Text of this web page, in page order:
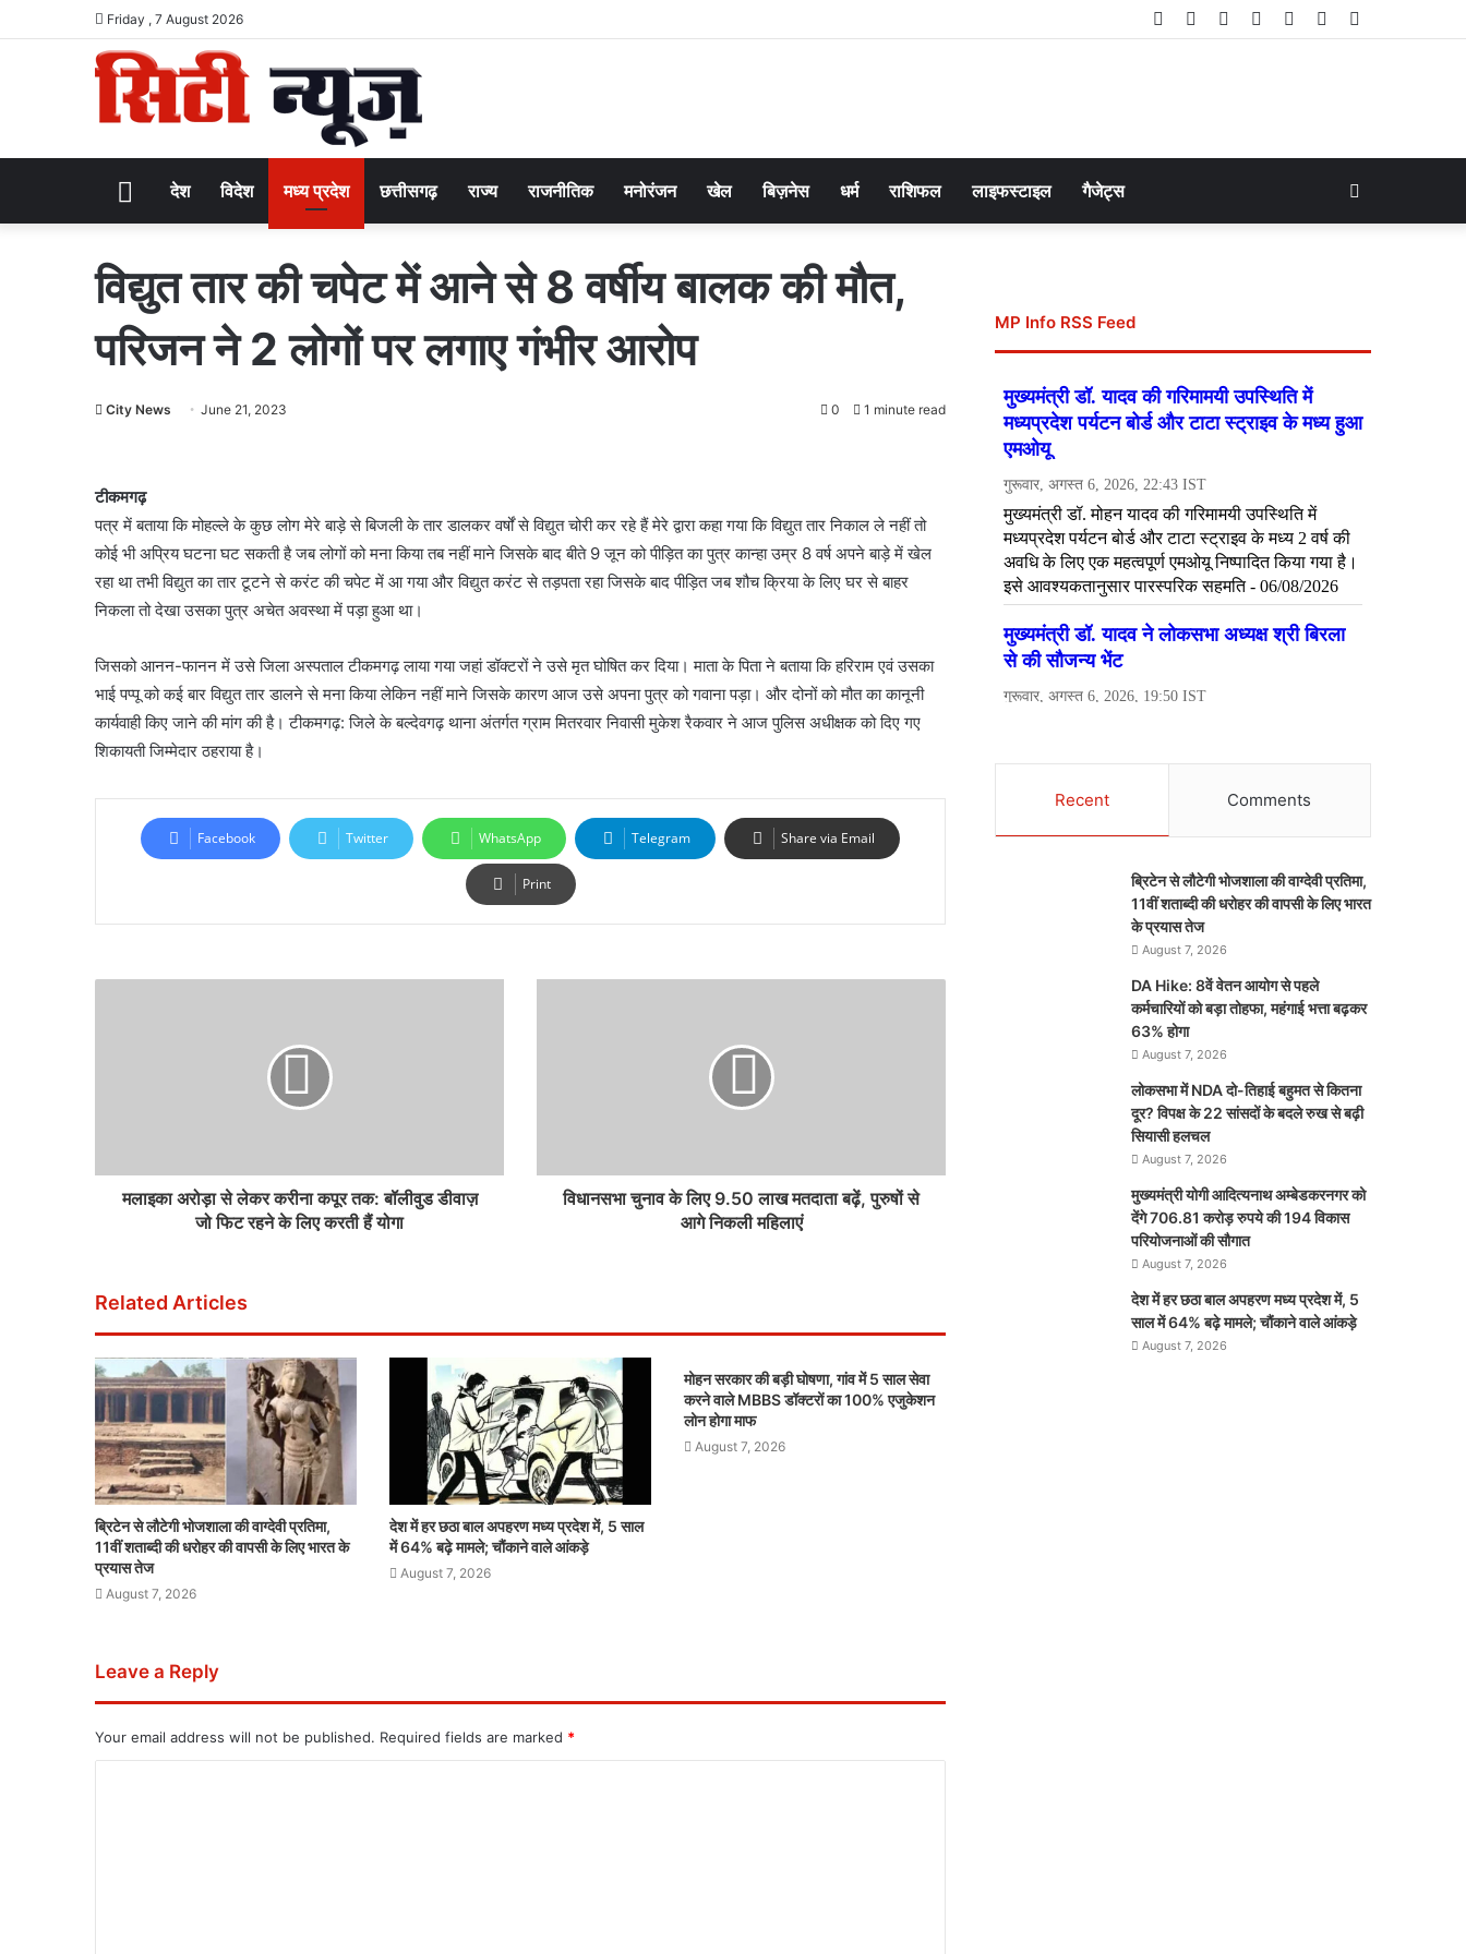
Friday , 7 August 2026 Telegram
Instagram
YouTube
LinkedIn
Twitter
Facebook
Homeदेश विदेश मध्य प्रदेश छत्तीसगढ़ राज्य राजनीतिक मनोरंजन खेल बिज़नेस धर्म राशिफल लाइफस्टाइल गैजेट्स
विद्युत तार की चपेट में आने से 8 वर्षीय बालक की मौत,
परिजन ने 2 लोगों पर लगाए गंभीर आरोप
City News June 21, 2023 0 1 minute read
टीकमगढ़
पत्र में बताया कि मोहल्ले के कुछ लोग मेरे बाड़े से बिजली के तार डालकर वर्षों से विद्युत चोरी कर रहे हैं मेरे द्वारा कहा गया कि विद्युत तार निकाल ले नहीं तो
कोई भी अप्रिय घटना घट सकती है जब लोगों को मना किया तब नहीं माने जिसके बाद बीते 9 जून को पीड़ित का पुत्र कान्हा उम्र 8 वर्ष अपने बाड़े में खेल
रहा था तभी विद्युत का तार टूटने से करंट की चपेट में आ गया और विद्युत करंट से तड़पता रहा जिसके बाद पीड़ित जब शौच क्रिया के लिए घर से बाहर
निकला तो देखा उसका पुत्र अचेत अवस्था में पड़ा हुआ था।
जिसको आनन-फानन में उसे जिला अस्पताल टीकमगढ़ लाया गया जहां डॉक्टरों ने उसे मृत घोषित कर दिया। माता के पिता ने बताया कि हरिराम एवं उसका
भाई पप्पू को कई बार विद्युत तार डालने से मना किया लेकिन नहीं माने जिसके कारण आज उसे अपना पुत्र को गवाना पड़ा। और दोनों को मौत का कानूनी
कार्यवाही किए जाने की मांग की है। टीकमगढ़: जिले के बल्देवगढ़ थाना अंतर्गत ग्राम मितरवार निवासी मुकेश रैकवार ने आज पुलिस अधीक्षक को दिए गए
शिकायती जिम्मेदार ठहराया है।
Facebook Twitter WhatsApp Telegram Share via Email
Print
मलाइका अरोड़ा से लेकर करीना कपूर तक: बॉलीवुड डीवाज़
जो फिट रहने के लिए करती हैं योगा
विधानसभा चुनाव के लिए 9.50 लाख मतदाता बढ़ें, पुरुषों से
आगे निकली महिलाएं
Related Articles
ब्रिटेन से लौटेगी भोजशाला की वाग्देवी प्रतिमा,
11वीं शताब्दी की धरोहर की वापसी के लिए भारत के
प्रयास तेज
August 7, 2026
देश में हर छठा बाल अपहरण मध्य प्रदेश में, 5 साल
में 64% बढ़े मामले; चौंकाने वाले आंकड़े
August 7, 2026
मोहन सरकार की बड़ी घोषणा, गांव में 5 साल सेवा
करने वाले MBBS डॉक्टरों का 100% एजुकेशन
लोन होगा माफ
August 7, 2026
Leave a Reply
Your email address will not be published. Required fields are marked *
MP Info RSS Feed
Recent Comments
ब्रिटेन से लौटेगी भोजशाला की वाग्देवी प्रतिमा,
11वीं शताब्दी की धरोहर की वापसी के लिए भारत
के प्रयास तेज
August 7, 2026
DA Hike: 8वें वेतन आयोग से पहले
कर्मचारियों को बड़ा तोहफा, महंगाई भत्ता बढ़कर
63% होगा
August 7, 2026
लोकसभा में NDA दो-तिहाई बहुमत से कितना
दूर? विपक्ष के 22 सांसदों के बदले रुख से बढ़ी
सियासी हलचल
August 7, 2026
मुख्यमंत्री योगी आदित्यनाथ अम्बेडकरनगर को
देंगे 706.81 करोड़ रुपये की 194 विकास
परियोजनाओं की सौगात
August 7, 2026
देश में हर छठा बाल अपहरण मध्य प्रदेश में, 5
साल में 64% बढ़े मामले; चौंकाने वाले आंकड़े
August 7, 2026